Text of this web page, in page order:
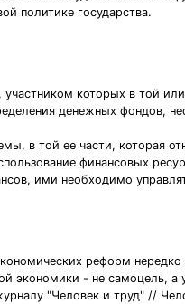
политике государства.
которых в той
денежных фондов,
в той ее части, которая
финансовых
ими необходимо
реформ нередко
экономики - не самоцель,
"Человек и труд" //